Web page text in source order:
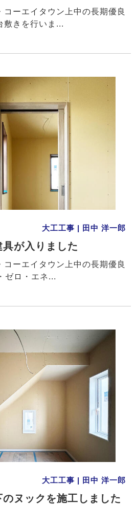
コーエイタウン上中の長期優良
敷きを行いま...
大工工事 | 田中 洋一郎
具が入りました
コーエイタウン上中の長期優良
ゼロ・エネ...
大工工事 | 田中 洋一郎
のヌックを施工しました